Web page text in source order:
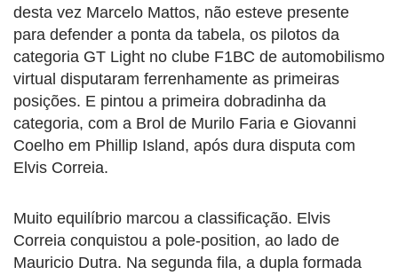
desta vez Marcelo Mattos, não esteve presente
para defender a ponta da tabela, os pilotos da
categoria GT Light no clube F1BC de automobilismo
virtual disputaram ferrenhamente as primeiras
posições. E pintou a primeira dobradinha da
categoria, com a Brol de Murilo Faria e Giovanni
Coelho em Phillip Island, após dura disputa com
Elvis Correia.
Muito equilíbrio marcou a classificação. Elvis
Correia conquistou a pole-position, ao lado de
Mauricio Dutra. Na segunda fila, a dupla formada